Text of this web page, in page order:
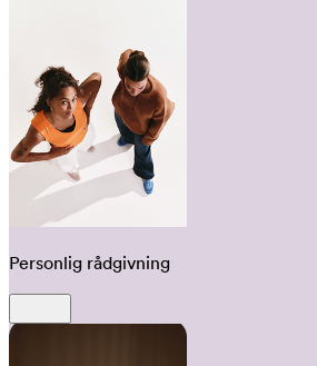
Personlig rådgivning